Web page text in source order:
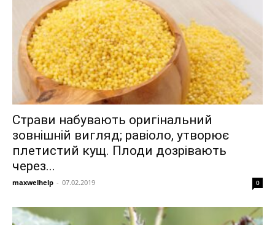
Страви набувають оригінальний
зовнішній вигляд; равіоло, утворює
плетистий кущ. Плоди дозрівають
через...
maxwelhelp - 07.02.2019 0